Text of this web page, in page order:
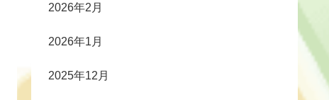
2026年2月
2026年1月
2025年12月